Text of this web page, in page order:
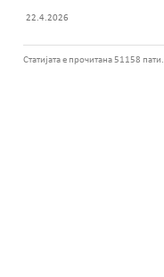
22.4.2026
Статијата е прочитана 51158 пати.